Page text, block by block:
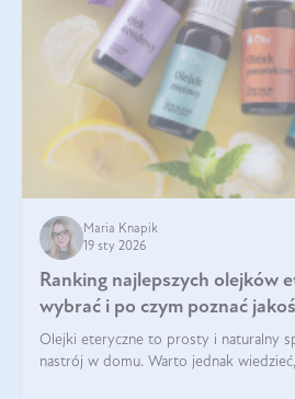
Maria Knapik
19 sty 2026
Ranking najlepszych olejków
wybrać i po czym poznać
Olejki eteryczne to prosty i naturalny
nastrój w domu. Warto jednak